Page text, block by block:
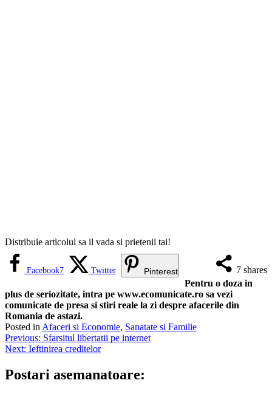
Distribuie articolul sa il vada si prietenii tai!
7 shares
Facebook7 Twitter Pinterest
Pentru o doza in
plus de seriozitate, intra pe www.ecomunicate.ro sa vezi
comunicate de presa si stiri reale la zi despre afacerile din
Romania de astazi.
Posted in Afaceri si Economie, Sanatate si Familie
Navigare
în
articole
Previous: Sfarsitul libertatii pe internet
Next: Ieftinirea creditelor
Postari asemanatoare: